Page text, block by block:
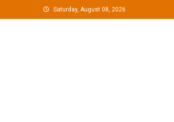
to
Saturday, August 08, 2026